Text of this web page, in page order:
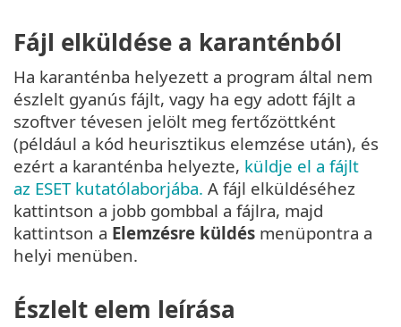
Fájl elküldése a karanténból
Ha karanténba helyezett a program által nem
észlelt gyanús fájlt, vagy ha egy adott fájlt a
szoftver tévesen jelölt meg fertőzöttként
(például a kód heurisztikus elemzése után), és
ezért a karanténba helyezte, küldje el a fájlt
az ESET kutatólaborjába. A fájl elküldéséhez
kattintson a jobb gombbal a fájlra, majd
kattintson a Elemzésre küldés menüpontra a
helyi menüben.
Észlelt elem leírása